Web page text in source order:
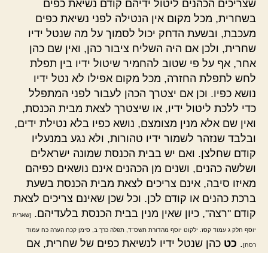
שצריכים הכהנים ליטול ידיהם קודם נשיאת כפים
בשחרית, מכל מקום אין הנטילה לפני נשיאת כפים
מעכבת, ובשעת הדחק יכול לסמוך על מה שנטל ידיו
שחרית, ולכן אם היה השליח ציבור כהן, ואין שם כהן
אחר, אף על פי שטוב להחמיר שיטול ידיו בין תפלת
לחש לתפלת החזרה, מכל מקום אפילו לא נטל ידיו
נושא כפיו. וכן אם יצטרך הכהן לעבור לפני המתפלל
כדי ללכת ליטול ידיו, או שיצטרך לצאת מבית הכנסת,
ואין שם אלא מנין מצומצם, נושא כפיו בלא נטילת ידים,
ובלבד שנזהר לשמור ידיו טהורות, ולא נגע במנעליו
קודם שחלצן. ואם יש בבית הכנסת שמונה ישראלים
ושלשה כהנים, ושנים מן הכהנים אינם נושאים כפיהם
מאיזו סיבה, אינם צריכים לצאת מבית הכנסת בשעת
ברכת כהנים או קודם לכן. וכל שכן שאינם צריכים לצאת
קודם "רצה", כיון שאין מנין בבית הכנסת בלעדיהם.
[שארית
יוסף חלק ג עמוד קסז. ילקוט יוסף מהדורת תשס"ד, תפלה כרך ב, סימן קכח הערה כח עמוד
רסח]. כט כהן שנטל ידיו לנשיאת כפים של שחרית, אם